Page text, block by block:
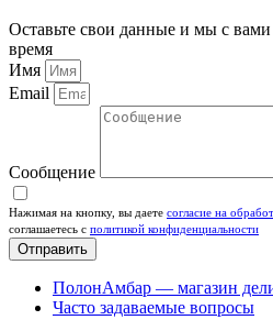
Оставьте свои данные и мы с
время
Имя
Email
Сообщение
Нажимая на кнопку, вы даете согласие на
соглашаетесь c политикой конфиденциальности
Отправить
ПолонАмбар — магазин
Часто задаваемые вопросы